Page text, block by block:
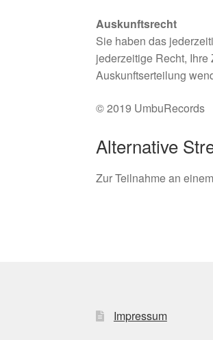
Auskunftsrecht
Sie haben das
jederzeitige Recht,
Auskunftserteilung
© 2019 UmbuRecords
Alternative
Zur Teilnahme an
Impressum